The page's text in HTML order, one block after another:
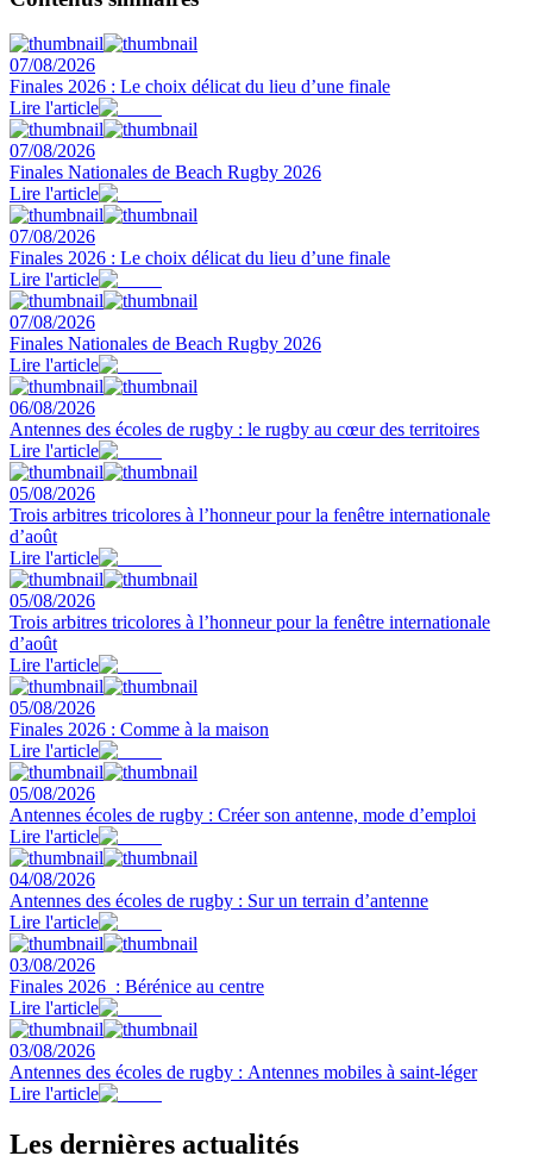
07/08/2026
Finales 2026 : Le choix délicat du lieu d’une finale
Lire l'article
07/08/2026
Finales Nationales de Beach Rugby 2026
Lire l'article
07/08/2026
Finales 2026 : Le choix délicat du lieu d’une finale
Lire l'article
07/08/2026
Finales Nationales de Beach Rugby 2026
Lire l'article
06/08/2026
Antennes des écoles de rugby : le rugby au cœur des territoires
Lire l'article
05/08/2026
Trois arbitres tricolores à l’honneur pour la fenêtre internationale
d’août
Lire l'article
05/08/2026
Trois arbitres tricolores à l’honneur pour la fenêtre internationale
d’août
Lire l'article
05/08/2026
Finales 2026 : Comme à la maison
Lire l'article
05/08/2026
Antennes écoles de rugby : Créer son antenne, mode d’emploi
Lire l'article
04/08/2026
Antennes des écoles de rugby : Sur un terrain d’antenne
Lire l'article
03/08/2026
Finales 2026 : Bérénice au centre
Lire l'article
03/08/2026
Antennes des écoles de rugby : Antennes mobiles à saint-léger
Lire l'article
Les dernières actualités